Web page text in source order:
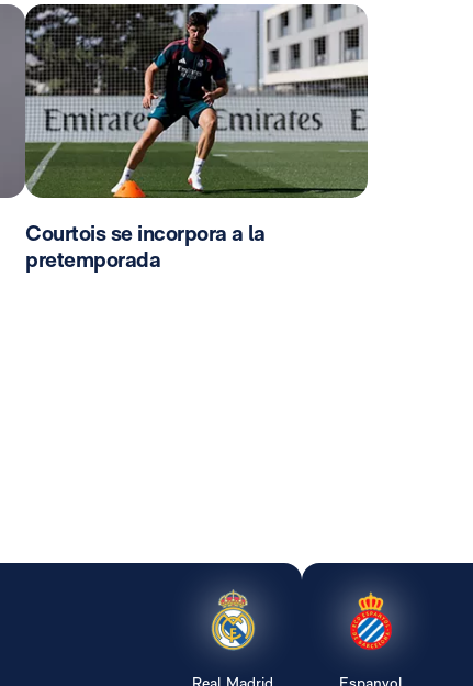
Courtois se incorpora a la
pretemporada